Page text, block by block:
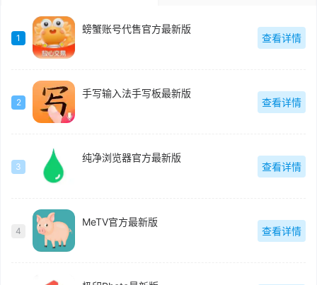
1
螃蟹账号代售官方最新版
查看详情
2
手写输入法手写板最新版
查看详情
3
纯净浏览器官方最新版
查看详情
4
MeTV官方最新版
查看详情